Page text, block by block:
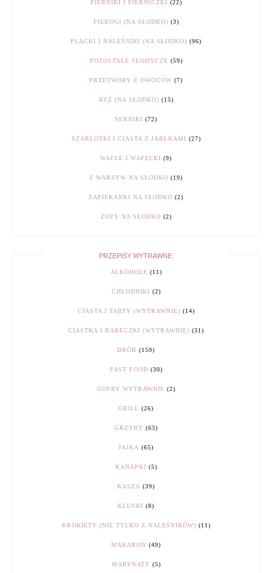
PIERNIKI I PIERNICZKI (22)
PIEROGI (NA SŁODKO) (3)
PLACKI I NALEŚNIKI (NA SŁODKO) (96)
POZOSTAŁE SŁODYCZE (59)
PRZETWORY Z OWOCÓW (7)
RYŻ (NA SŁODKO) (15)
SERNIKI (72)
SZARLOTKI I CIASTA Z JABŁKAMI (27)
WAFLE I WAFELKI (9)
Z WARZYW NA SŁODKO (19)
ZAPIEKANKI NA SŁODKO (2)
ZUPY NA SŁODKO (2)
PRZEPISY WYTRAWNE:
ALKOHOLE (11)
CHŁODNIKI (2)
CIASTA I TARTY (WYTRAWNIE) (14)
CIASTKA I BABECZKI (WYTRAWNIE) (31)
DRÓB (159)
FAST FOOD (30)
GOFRY WYTRAWNIE (2)
GRILL (26)
GRZYBY (63)
JAJKA (65)
KANAPKI (5)
KASZA (39)
KLUSKI (8)
KROKIETY (NIE TYLKO Z NALEŚNIKÓW) (11)
MAKARON (49)
MARYNATY (5)